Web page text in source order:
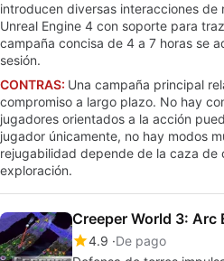
introducen diversas interacciones
Unreal Engine 4 con soporte para
campaña concisa de 4 a 7 horas se
sesión.
CONTRAS: Una campaña principal
compromiso a largo plazo. No hay
jugadores orientados a la acción
jugador únicamente, no hay modos
rejugabilidad depende de la caza de
exploración.
Creeper World 3: Arc
4.9 De pago